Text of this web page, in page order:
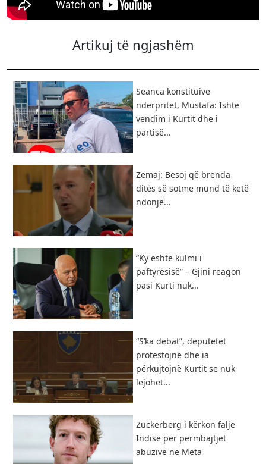
Artikuj të ngjashëm
Seanca konstituive
ndërpritet, Mustafa: Ishte
vendim i Kurtit dhe i
partisë...
Zemaj: Besoj që brenda
ditës së sotme mund të ketë
ndonjë...
“Ky është kulmi i
paftyrësisë” – Gjini reagon
pasi Kurti nuk...
“S’ka debat”, deputetët
protestojnë dhe ia
përkujtojnë Kurtit se nuk
lejohet...
Zuckerberg i kërkon falje
Indisë për përmbajtjet
abuzive në Meta